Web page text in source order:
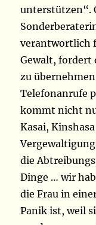
unterstützen“.
verantwortlich
Gewalt, fordert
zu
Telefonanrufe
kommt nicht
Kasai,
die
Dinge … wir
die Frau in
Panik ist, weil